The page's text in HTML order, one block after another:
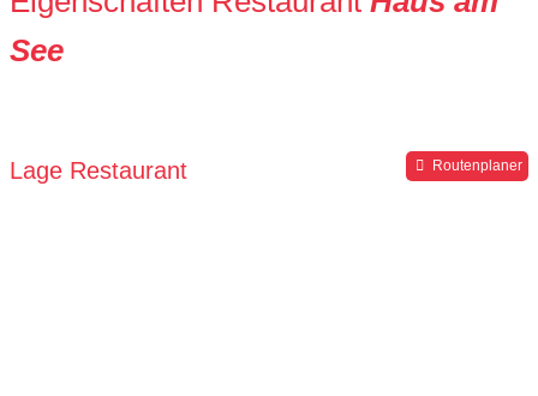
See
Lage Restaurant Routenplaner